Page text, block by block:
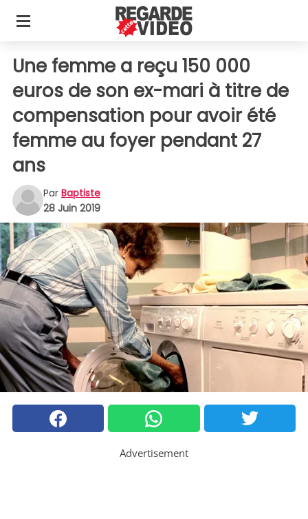
Une femme a reçu 150 000
euros de son ex-mari à titre de
compensation pour avoir été
femme au foyer pendant 27
ans
Par Baptiste
28 Juin 2019
Advertisement